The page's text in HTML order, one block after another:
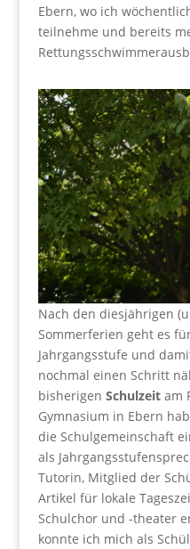
Ebern, wo ich
teilnehme und bereits
Nach den diesjährigen
Sommerferien geht es
Jahrgangsstufe und
nochmal einen Schritt
bisherigen Schulzeitam
Gymnasium in Ebern
die Schulgemeinschaft
als
Tutorin, Mitglied der
Artikel für lokale
Schulchor und -theater
konnte ich mich als